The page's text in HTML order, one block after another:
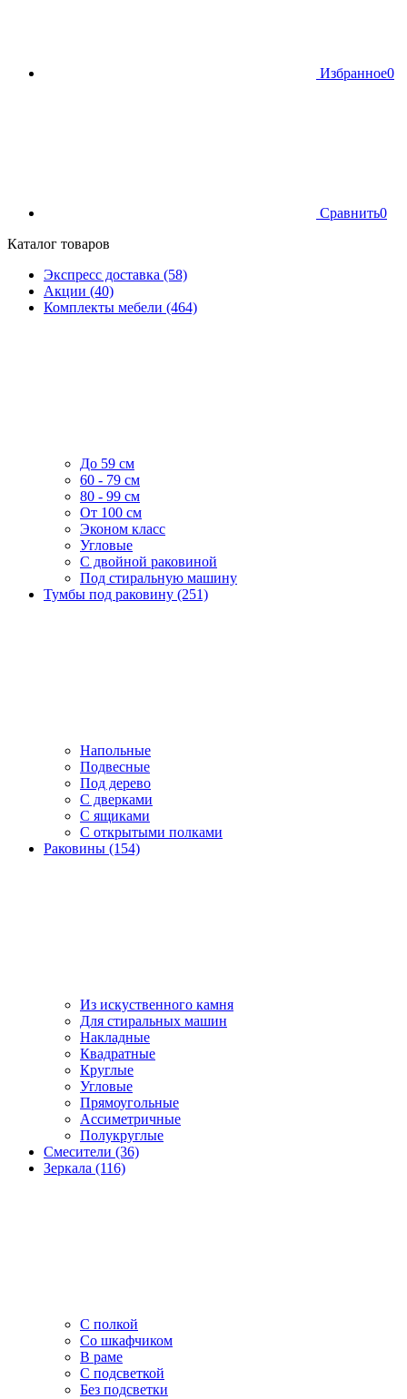
Избранное0
Сравнить0
Каталог товаров
Экспресс доставка (58)
Акции (40)
Комплекты мебели (464)
До 59 см
60 - 79 см
80 - 99 см
От 100 см
Эконом класс
Угловые
С двойной раковиной
Под стиральную машину
Тумбы под раковину (251)
Напольные
Подвесные
Под дерево
С дверками
С ящиками
С открытыми полками
Раковины (154)
Из искуственного камня
Для стиральных машин
Накладные
Квадратные
Круглые
Угловые
Прямоугольные
Ассиметричные
Полукруглые
Смесители (36)
Зеркала (116)
С полкой
Со шкафчиком
В раме
С подсветкой
Без подсветки